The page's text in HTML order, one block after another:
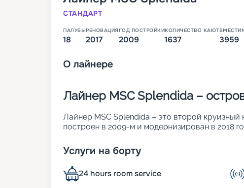
СТАНДАРТ
ПАЛУБЫ
18
РЕНОВАЦИЯ
2017
ГОД ПОСТРОЙКИ
2009
КОЛИЧЕСТВО КАЮТ
1637 3959
О лайнере
Лайнер MSC Splendida –
Лайнер MSC Splendida – это второй круизный
построен в 2009-м и модернизирован в 2018
• ширина – 38 м;
• длина – 333 м;
• водоизмещение – 133,5 тыс. т;
• осадка – 8,3 м;
Услуги на борту
24 hours room service